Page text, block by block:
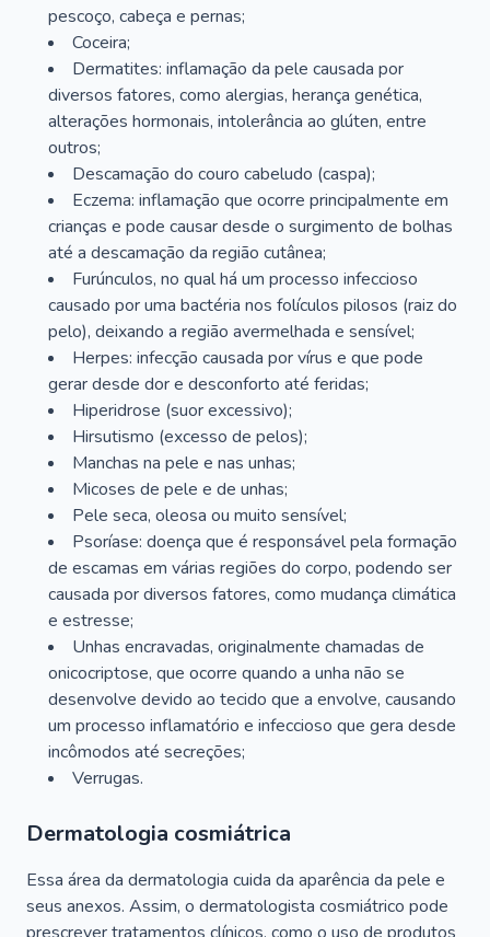
pescoço, cabeça e pernas;
Coceira;
Dermatites: inflamação da pele causada por
diversos fatores, como alergias, herança genética,
alterações hormonais, intolerância ao glúten, entre
outros;
Descamação do couro cabeludo (caspa);
Eczema: inflamação que ocorre principalmente em
crianças e pode causar desde o surgimento de bolhas
até a descamação da região cutânea;
Furúnculos, no qual há um processo infeccioso
causado por uma bactéria nos folículos pilosos (raiz do
pelo), deixando a região avermelhada e sensível;
Herpes: infecção causada por vírus e que pode
gerar desde dor e desconforto até feridas;
Hiperidrose (suor excessivo);
Hirsutismo (excesso de pelos);
Manchas na pele e nas unhas;
Micoses de pele e de unhas;
Pele seca, oleosa ou muito sensível;
Psoríase: doença que é responsável pela formação
de escamas em várias regiões do corpo, podendo ser
causada por diversos fatores, como mudança climática
e estresse;
Unhas encravadas, originalmente chamadas de
onicocriptose, que ocorre quando a unha não se
desenvolve devido ao tecido que a envolve, causando
um processo inflamatório e infeccioso que gera desde
incômodos até secreções;
Verrugas.
Dermatologia cosmiátrica
Essa área da dermatologia cuida da aparência da pele e
seus anexos. Assim, o dermatologista cosmiátrico pode